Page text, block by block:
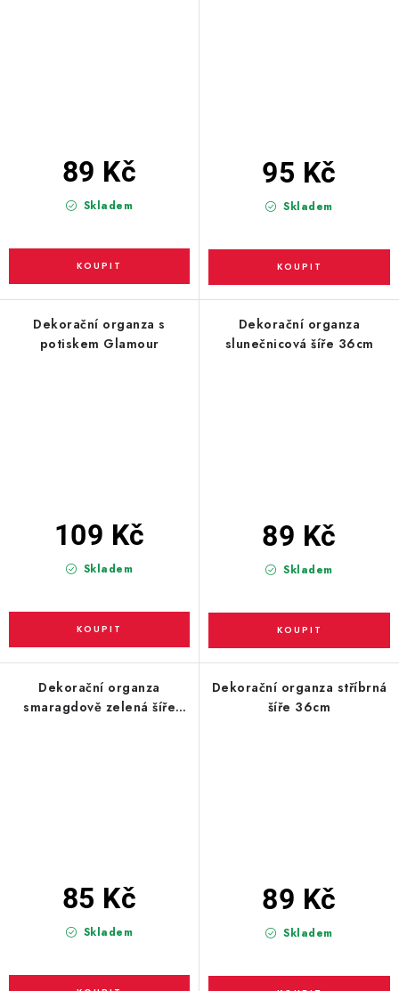
Skladem
89 Kč
Skladem
95 Kč
Dekorační organza s
potiskem Glamour
Skladem
109 Kč
Dekorační organza
slunečnicová šíře 36cm
Skladem
89 Kč
Dekorační organza
smaragdově zelená šíře
Skladem
85 Kč
Dekorační organza stříbrná
šíře 36cm
Skladem
89 Kč